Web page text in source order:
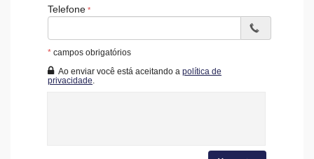
Telefone
* campos obrigatórios
Ao enviar você está aceitando a política de
privacidade